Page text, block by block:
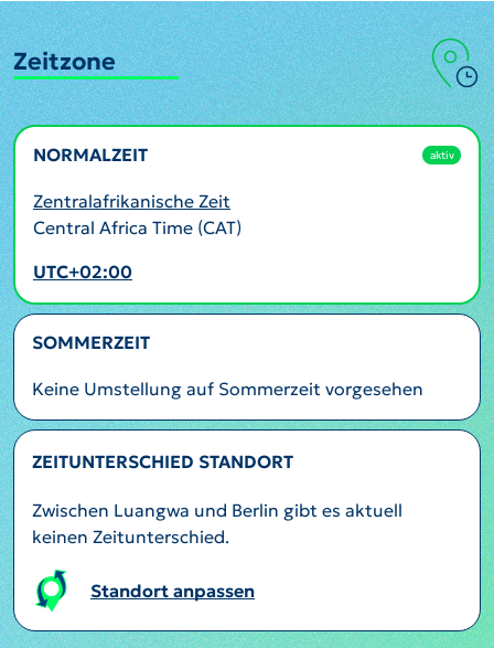
Zeitzone
NORMALZEIT aktiv
Zentralafrikanische Zeit
Central Africa Time (CAT)
UTC+02:00
SOMMERZEIT
Keine Umstellung auf Sommerzeit vorgesehen
ZEITUNTERSCHIED STANDORT
Zwischen Luangwa und Berlin gibt es aktuell
keinen Zeitunterschied.
Standort anpassen